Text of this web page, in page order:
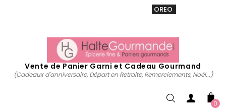
OREO
Vente de Panier Garni et Cadeau Gourmand
(Cadeaux d'anniversaire, Départ en Retraite, Remerciements, Noël...)
0